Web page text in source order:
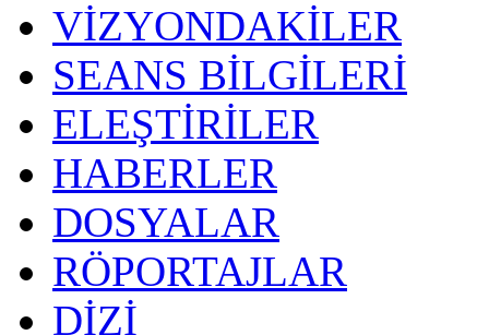
VİZYONDAKİLER
SEANS BİLGİLERİ
ELEŞTİRİLER
HABERLER
DOSYALAR
RÖPORTAJLAR
DİZİ